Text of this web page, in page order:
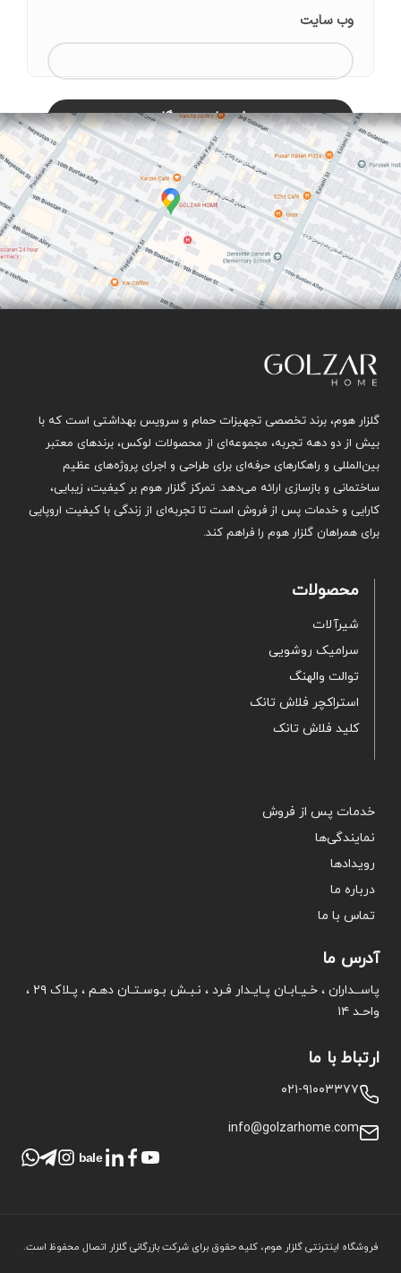
وب‌ سایت
bale
آدرس ما
پاســداران ، خـیـابـان پـایـدار فـرد ، نـبـش بـوسـتـان دهـم ، پـلاک ۲۹ ،
واحـد ۱۴
ارتباط با ما
۰۲۱-۹۱۰۰۳۳۷۷
info@golzarhome.com
گلزار هوم، برند تخصصی تجهیزات حمام و سرویس بهداشتی است که با
بیش از دو دهه تجربه، مجموعه‌ای از محصولات لوکس، برندهای معتبر
بین‌المللی و راهکارهای حرفه‌ای برای طراحی و اجرای پروژه‌های عظیم
ساختمانی و بازسازی ارائه می‌دهد. تمرکز گلزار هوم بر کیفیت، زیبایی،
کارایی و خدمات پس از فروش است تا تجربه‌ای از زندگی با کیفیت اروپایی
برای همراهان گلزار هوم را فراهم کند.
خدمات پس از فروش
نمایندگی‌ها
رویدادها
درباره ما
تماس با ما
محصولات
شیرآلات
سرامیک روشویی
توالت والهنگ
استراکچر فلاش تانک
کلید فلاش تانک
فروشگاه اینترنتی گلزار هوم، کلیه حقوق برای شرکت بازرگانی گلزار اتصال محفوظ است.